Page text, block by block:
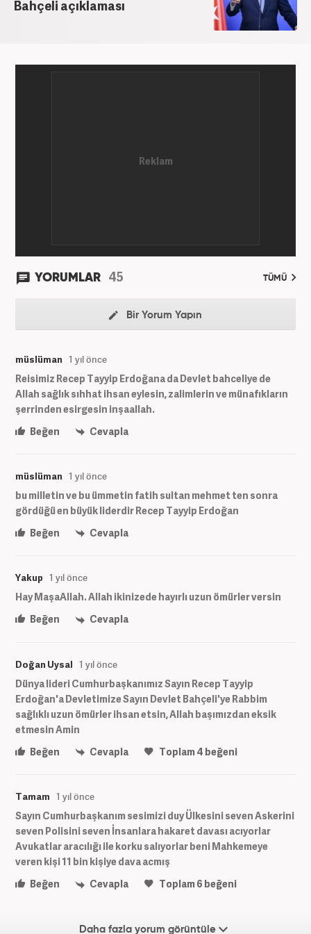
etmektedir. Evli ve 2 çocuk annesidir.
Bahçeli açıklaması
YORUMLAR 45 TÜMÜ
Bir Yorum Yapın
müslüman 1 yıl önce
Reisimiz Recep Tayyip Erdoğana da Devlet bahceliye de
Allah sağlık sıhhat ihsan eylesin, zalimlerin ve münafıkların
şerrinden esirgesin inşaallah.
Beğen
Cevapla
müslüman 1 yıl önce
bu milletin ve bu ümmetin fatih sultan mehmet ten sonra
gördüğü en büyük liderdir Recep Tayyip Erdoğan
Beğen
Cevapla
Yakup 1 yıl önce
Hay MaşaAllah. Allah ikinizede hayırlı uzun ömürler versin
Beğen
Cevapla
Doğan Uysal 1 yıl önce
Dünya lideri Cumhurbaşkanımız Sayın Recep Tayyip
Erdoğan'a Devletimize Sayın Devlet Bahçeli'ye Rabbim
sağlıklı uzun ömürler ihsan etsin, Allah başımızdan eksik
etmesin Amin
Beğen
Cevapla Toplam4 beğeni
Tamam 1 yıl önce
Sayın Cumhurbaşkanım sesimizi duy Ülkesini seven Askerini
seven Polisini seven İnsanlara hakaret davası acıyorlar
Avukatlar aracılığı ile korku salıyorlar beni Mahkemeye
veren kişi 11 bin kişiye dava acmış
Beğen
Cevapla Toplam6 beğeni
Daha fazla yorum görüntüle